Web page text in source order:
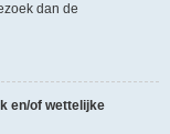
dan de
en/of wettelijke